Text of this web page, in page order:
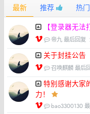
最新 推荐 热门
【登录器无
帝九 最后回复
关于封挂公告
召唤麒麟 最后
特别感谢大家
力！
bao3300130